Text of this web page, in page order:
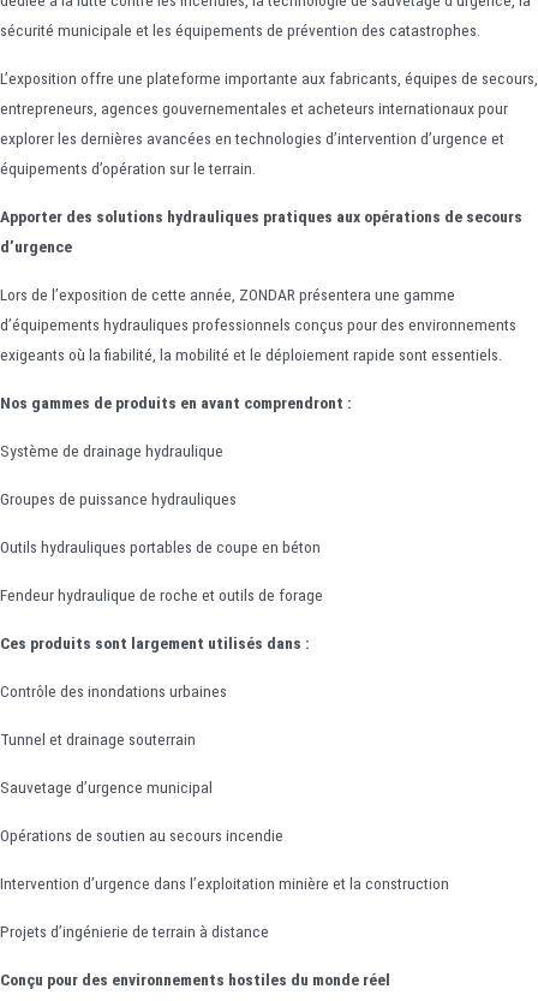
sécurité municipale et les équipements de prévention des catastrophes.
L’exposition offre une plateforme importante aux fabricants, équipes de secours,
entrepreneurs, agences gouvernementales et acheteurs internationaux pour
explorer les dernières avancées en technologies d’intervention d’urgence et
équipements d’opération sur le terrain.
Apporter des solutions hydrauliques pratiques aux opérations de secours
d’urgence
Lors de l’exposition de cette année, ZONDAR présentera une gamme
d’équipements hydrauliques professionnels conçus pour des environnements
exigeants où la fiabilité, la mobilité et le déploiement rapide sont essentiels.
Nos gammes de produits en avant comprendront :
Système de drainage hydraulique
Groupes de puissance hydrauliques
Outils hydrauliques portables de coupe en béton
Fendeur hydraulique de roche et outils de forage
Ces produits sont largement utilisés dans :
Contrôle des inondations urbaines
Tunnel et drainage souterrain
Sauvetage d’urgence municipal
Opérations de soutien au secours incendie
Intervention d’urgence dans l’exploitation minière et la construction
Projets d’ingénierie de terrain à distance
Conçu pour des environnements hostiles du monde réel